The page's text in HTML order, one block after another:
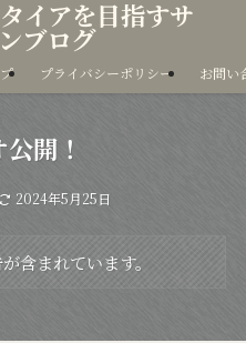
イアを目指すサ
ブログ
プライバシーポリシー お問い
開！
2024年5月25日
含まれています。